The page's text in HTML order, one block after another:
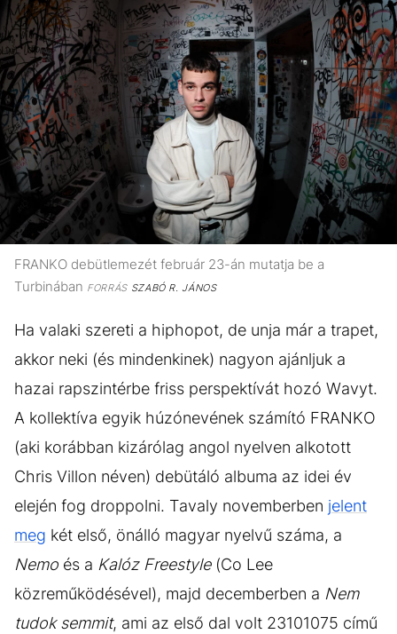
FRANKO debütlemezét február 23-án mutatja be a
Turbinában FORRÁSSZABÓ R. JÁNOS
Ha valaki szereti a hiphopot, de unja már a trapet,
akkor neki (és mindenkinek) nagyon ajánljuk a
hazai rapszintérbe friss perspektívát hozó Wavyt.
A kollektíva egyik húzónevének számító FRANKO
(aki korábban kizárólag angol nyelven alkotott
Chris Villon néven) debütáló albuma az idei év
elején fog droppolni. Tavaly novemberben jelent
meg két első, önálló magyar nyelvű száma, a
Nemo és a Kalóz Freestyle(Co Lee
közreműködésével), majd decemberben a Nem
tudok semmit, ami az első dal volt 23101075 című